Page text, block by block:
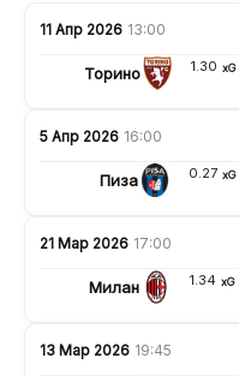
11 Апр 2026 13:00
Торино 1.30 xG
5 Апр 2026 16:00
Пиза 0.27 xG
21 Мар 2026 17:00
Милан 1.34 xG
13 Мар 2026 19:45